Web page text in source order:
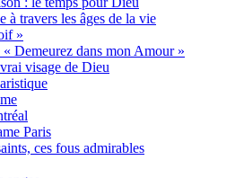
à travers les âges de la vie
»
« Demeurez dans mon Amour »
visage de Dieu
Paris
ces fous admirables